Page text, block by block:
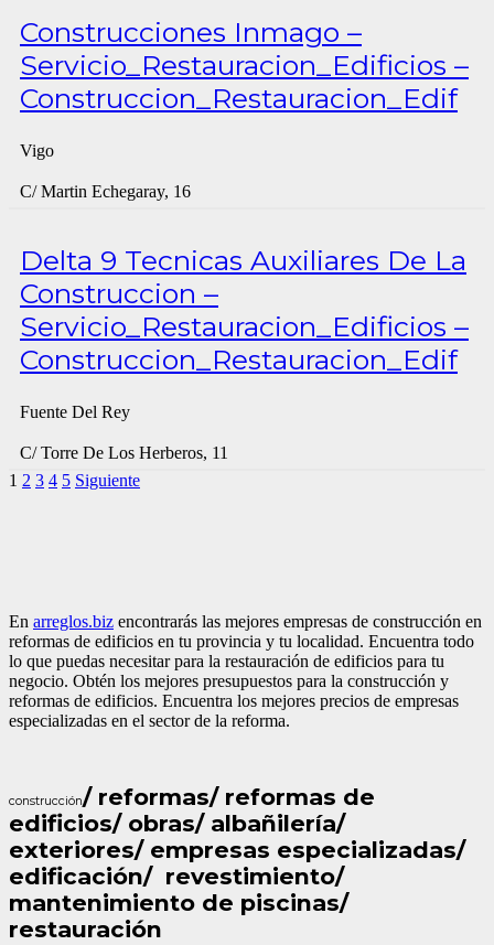
Construcciones Inmago –
Servicio_Restauracion_Edificios –
Construccion_Restauracion_Edif
Vigo
C/ Martin Echegaray, 16
Delta 9 Tecnicas Auxiliares De La
Construccion –
Servicio_Restauracion_Edificios –
Construccion_Restauracion_Edif
Fuente Del Rey
C/ Torre De Los Herberos, 11
1 2 3 4 5 Siguiente
En arreglos.biz encontrarás las mejores empresas de construcción en
reformas de edificios en tu provincia y tu localidad. Encuentra todo
lo que puedas necesitar para la restauración de edificios para tu
negocio. Obtén los mejores presupuestos para la construcción y
reformas de edificios. Encuentra los mejores precios de empresas
especializadas en el sector de la reforma.
construcción/ reformas/ reformas de
edificios/ obras/ albañilería/
exteriores/ empresas especializadas/
edificación/ revestimiento/
mantenimiento de piscinas/
restauración